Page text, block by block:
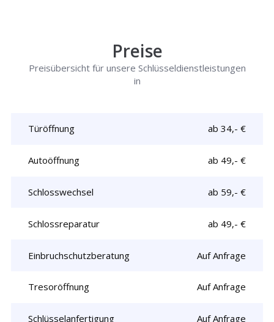
Preise
Preisübersicht für unsere Schlüsseldienstleistungen
in
Türöffnung ab 34,- €
Autoöffnung ab 49,- €
Schlosswechsel ab 59,- €
Schlossreparatur ab 49,- €
Einbruchschutzberatung Auf Anfrage
Tresoröffnung Auf Anfrage
Schlüsselanfertigung Auf Anfrage